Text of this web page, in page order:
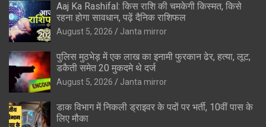
Aaj Ka Rashifal: किस राशि की चमकेगी किस्मत, किसे
रहना होगा सावधान, पढ़ें दैनिक राशिफल
August 5, 2026 Janta mirror
पुलिस मुठभेड़ में एक लाख का इनामी फुरकान ढेर, हत्या, लूट,
डकैती समेत 20 मुकदमे थे दर्ज
August 5, 2026 Janta mirror
डाक विभाग में निकली ड्राइवर के पदों पर भर्ती, 10वीं पास के
लिए मौका